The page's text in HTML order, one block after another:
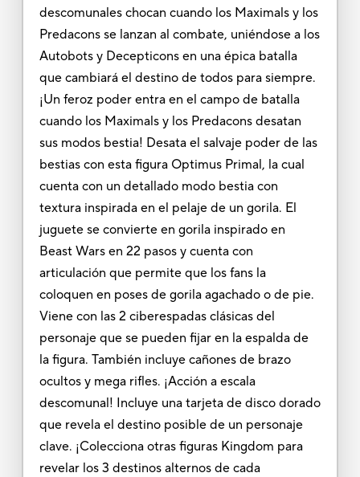
descomunales chocan cuando los Maximals y los
Predacons se lanzan al combate, uniéndose a los
Autobots y Decepticons en una épica batalla
que cambiará el destino de todos para siempre.
¡Un feroz poder entra en el campo de batalla
cuando los Maximals y los Predacons desatan
sus modos bestia! Desata el salvaje poder de las
bestias con esta figura Optimus Primal, la cual
cuenta con un detallado modo bestia con
textura inspirada en el pelaje de un gorila. El
juguete se convierte en gorila inspirado en
Beast Wars en 22 pasos y cuenta con
articulación que permite que los fans la
coloquen en poses de gorila agachado o de pie.
Viene con las 2 ciberespadas clásicas del
personaje que se pueden fijar en la espalda de
la figura. También incluye cañones de brazo
ocultos y mega rifles. ¡Acción a escala
descomunal! Incluye una tarjeta de disco dorado
que revela el destino posible de un personaje
clave. ¡Colecciona otras figuras Kingdom para
revelar los 3 destinos alternos de cada